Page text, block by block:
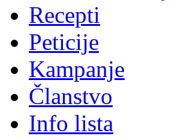
Recepti
Peticije
Kampanje
Članstvo
Info lista